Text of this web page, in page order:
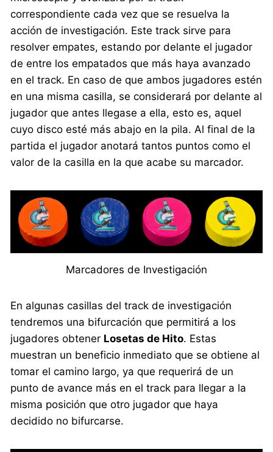
correspondiente cada vez que se resuelva la
acción de investigación. Este track sirve para
resolver empates, estando por delante el jugador
de entre los empatados que más haya avanzado
en el track. En caso de que ambos jugadores estén
en una misma casilla, se considerará por delante al
jugador que antes llegase a ella, esto es, aquel
cuyo disco esté más abajo en la pila. Al final de la
partida el jugador anotará tantos puntos como el
valor de la casilla en la que acabe su marcador.
Marcadores de Investigación
En algunas casillas del track de investigación
tendremos una bifurcación que permitirá a los
jugadores obtener Losetas de Hito. Estas
muestran un beneficio inmediato que se obtiene al
tomar el camino largo, ya que requerirá de un
punto de avance más en el track para llegar a la
misma posición que otro jugador que haya
decidido no bifurcarse.